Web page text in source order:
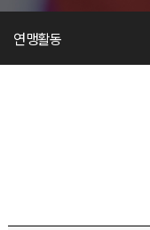
연맹활동